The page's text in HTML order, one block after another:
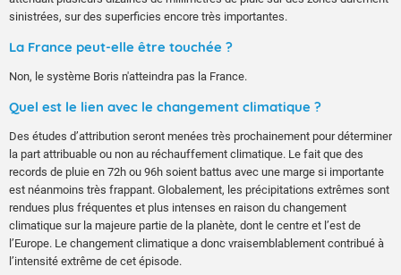
sinistrées, sur des superficies encore très importantes.
La France peut-elle être touchée ?
Non, le système Boris n'atteindra pas la France.
Quel est le lien avec le changement climatique ?
Des études d’attribution seront menées très prochainement pour déterminer
la part attribuable ou non au réchauffement climatique. Le fait que des
records de pluie en 72h ou 96h soient battus avec une marge si importante
est néanmoins très frappant. Globalement, les précipitations extrêmes sont
rendues plus fréquentes et plus intenses en raison du changement
climatique sur la majeure partie de la planète, dont le centre et l’est de
l’Europe. Le changement climatique a donc vraisemblablement contribué à
l’intensité extrême de cet épisode.